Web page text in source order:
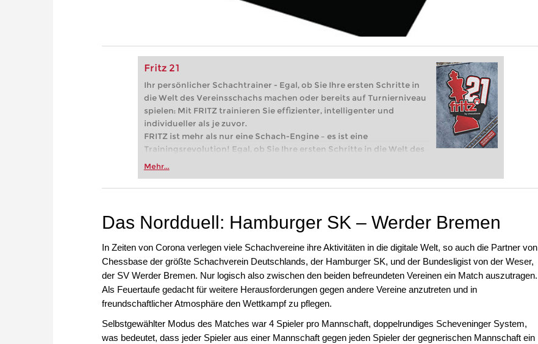
Fritz 21
Ihr persönlicher Schachtrainer - Egal, ob Sie Ihre ersten Schritte in
die Welt des Vereinsschachs machen oder bereits auf Turnierniveau
spielen: Mit FRITZ trainieren Sie effizienter, intelligenter und
individueller als je zuvor.
FRITZ ist mehr als nur eine Schach-Engine – es ist eine
Trainingsrevolution! Egal, ob Sie Ihre ersten Schritte in die Welt des
Vereinsschachs machen oder bereits auf Turnierniveau spielen: Mit
zuvor.
Mehr...
Das Nordduell: Hamburger SK – Werder Bremen
In Zeiten von Corona verlegen viele Schachvereine ihre Aktivitäten in die digitale Welt, so auch die Partner von
Chessbase der größte Schachverein Deutschlands, der Hamburger SK, und der Bundesligist von der Weser,
der SV Werder Bremen. Nur logisch also zwischen den beiden befreundeten Vereinen ein Match auszutragen.
Als Feuertaufe gedacht für weitere Herausforderungen gegen andere Vereine anzutreten und in
freundschaftlicher Atmosphäre den Wettkampf zu pflegen.
Selbstgewählter Modus des Matches war 4 Spieler pro Mannschaft, doppelrundiges Scheveninger System,
was bedeutet, dass jeder Spieler aus einer Mannschaft gegen jeden Spieler der gegnerischen Mannschaft ein